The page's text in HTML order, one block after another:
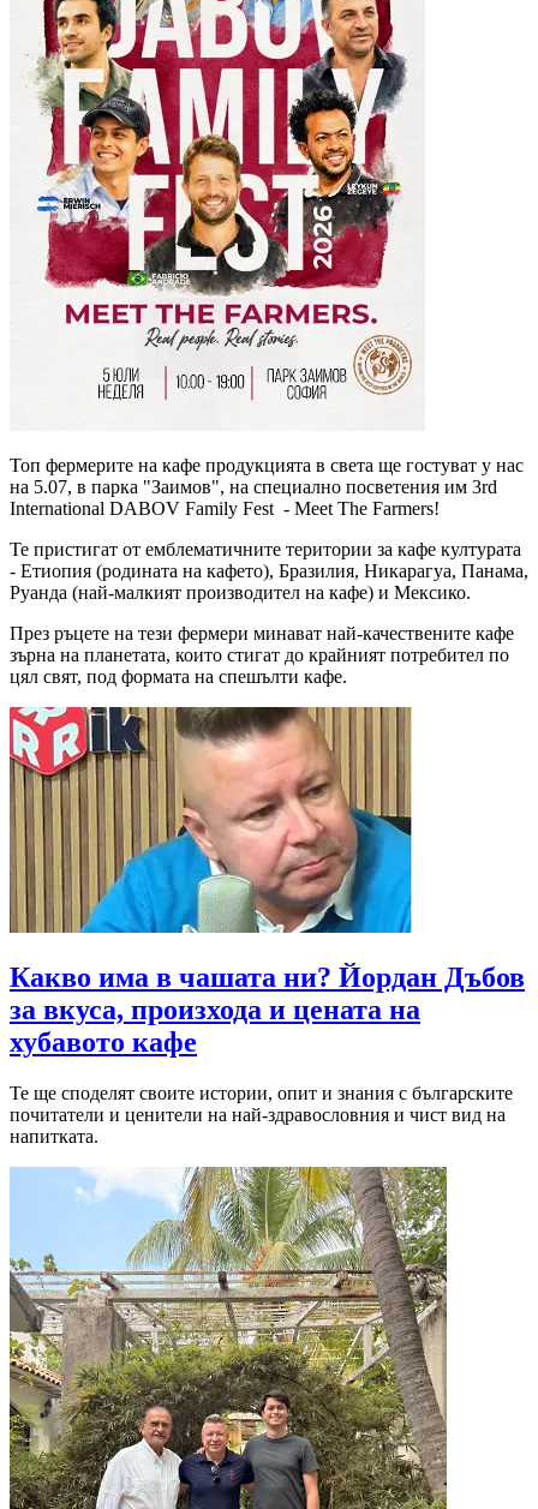
Топ фермерите на кафе продукцията в света ще гостуват у нас
на 5.07, в парка "Заимов", на специално посветения им 3rd
International DABOV Family Fest - Meet The Farmers!
Те пристигат от емблематичните територии за кафе културата
- Етиопия (родината на кафето), Бразилия, Никарагуа, Панама,
Руанда (най-малкият производител на кафе) и Мексико.
През ръцете на тези фермери минават най-качествените кафе
зърна на планетата, които стигат до крайният потребител по
цял свят, под формата на спешълти кафе.
Какво има в чашата ни? Йордан Дъбов
за вкуса, произхода и цената на
хубавото кафе
Те ще споделят своите истории, опит и знания с българските
почитатели и ценители на най-здравословния и чист вид на
напитката.